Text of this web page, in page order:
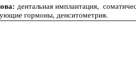
дентальная имплантация,
гормоны, денситометрия.